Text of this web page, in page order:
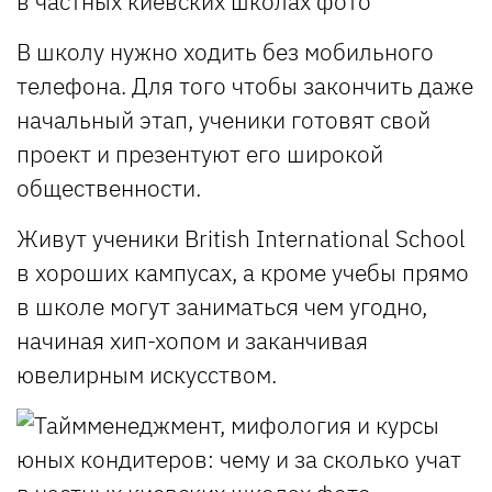
В школу нужно ходить без мобильного
телефона. Для того чтобы закончить даже
начальный этап, ученики готовят свой
проект и презентуют его широкой
общественности.
Живут ученики British International School
в хороших кампусах, а кроме учебы прямо
в школе могут заниматься чем угодно,
начиная хип-хопом и заканчивая
ювелирным искусством.